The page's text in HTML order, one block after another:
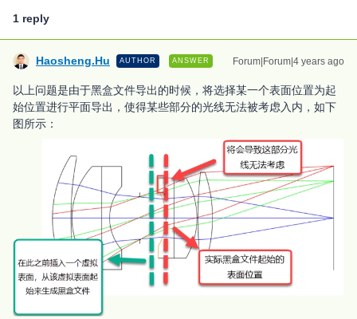
1 reply
Haosheng.Hu AUTHOR ANSWER Forum|Forum|4 years ago
以上问题是由于黑盒文件导出的时候，将选择某一个表面位置为起
始位置进行平面导出，使得某些部分的光线无法被考虑入内，如下
图所示：